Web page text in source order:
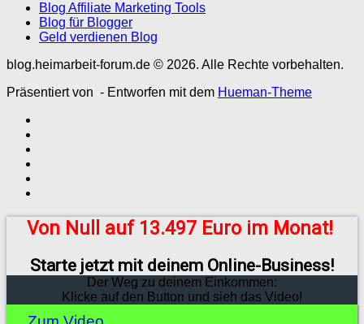
Blog Affiliate Marketing Tools
Blog für Blogger
Geld verdienen Blog
blog.heimarbeit-forum.de © 2026. Alle Rechte vorbehalten.
Präsentiert von - Entworfen mit dem Hueman-Theme
Von Null auf 13.497 Euro im Monat!
Starte jetzt mit deinem Online-Business!
Der Weg zu deinem Einkommen:
Klicke auf den Button und sieh das Video!